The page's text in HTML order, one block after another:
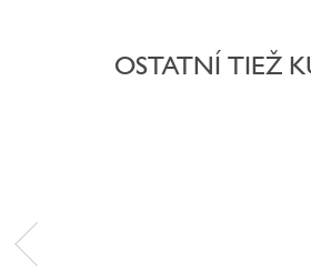
OSTATNÍ TIEŽ